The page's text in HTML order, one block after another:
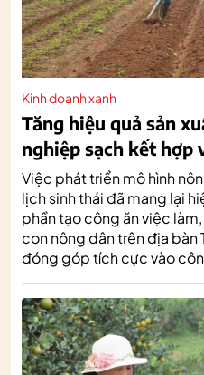
Kinh doanh xanh
Tăng hiệu quả sản
nghiệp sạch kết hợp
Việc phát triển mô hình
lịch sinh thái đã mang lại
phần tạo công ăn việc
con nông dân trên địa bàn
đóng góp tích cực vào